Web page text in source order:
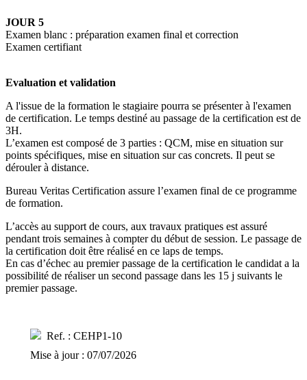
JOUR 5
Examen blanc : préparation examen final et correction
Examen certifiant
Evaluation et validation
A l'issue de la formation le stagiaire pourra se présenter à l'examen
de certification. Le temps destiné au passage de la certification est de
3H.
L’examen est composé de 3 parties : QCM, mise en situation sur
points spécifiques, mise en situation sur cas concrets. Il peut se
dérouler à distance.
Bureau Veritas Certification assure l’examen final de ce programme
de formation.
L’accès au support de cours, aux travaux pratiques est assuré
pendant trois semaines à compter du début de session. Le passage de
la certification doit être réalisé en ce laps de temps.
En cas d’échec au premier passage de la certification le candidat a la
possibilité de réaliser un second passage dans les 15 j suivants le
premier passage.
Ref. : CEHP1-10
Mise à jour : 07/07/2026